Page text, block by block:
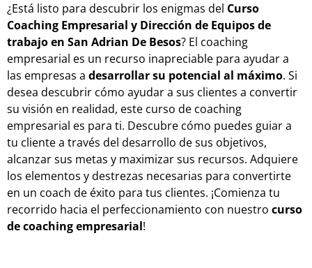
¿Está listo para descubrir los enigmas del Curso
Coaching Empresarial y Dirección de Equipos de
trabajo en San Adrian De Besos? El coaching
empresarial es un recurso inapreciable para ayudar a
las empresas a desarrollar su potencial al máximo. Si
desea descubrir cómo ayudar a sus clientes a convertir
su visión en realidad, este curso de coaching
empresarial es para ti. Descubre cómo puedes guiar a
tu cliente a través del desarrollo de sus objetivos,
alcanzar sus metas y maximizar sus recursos. Adquiere
los elementos y destrezas necesarias para convertirte
en un coach de éxito para tus clientes. ¡Comienza tu
recorrido hacia el perfeccionamiento con nuestro curso
de coaching empresarial!